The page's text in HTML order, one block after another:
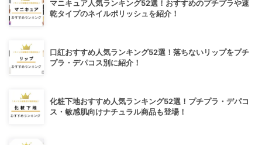
マニキュア人気ランキング52選！おすすめのプチプラや速
乾タイプのネイルポリッシュを紹介！
口紅おすすめ人気ランキング52選！落ちないリップをプチ
プラ・デパコス別に紹介！
化粧下地おすすめ人気ランキング52選！プチプラ・デパコ
ス・敏感肌向けナチュラル商品も登場！